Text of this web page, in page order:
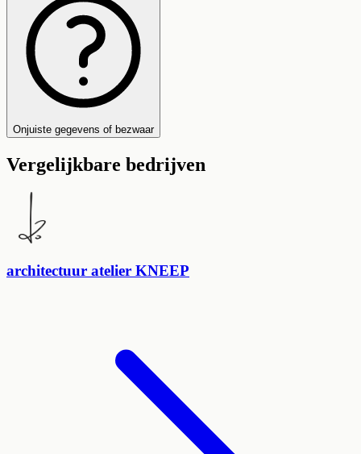
Onjuiste gegevens of bezwaar
Vergelijkbare bedrijven
architectuur atelier KNEEP